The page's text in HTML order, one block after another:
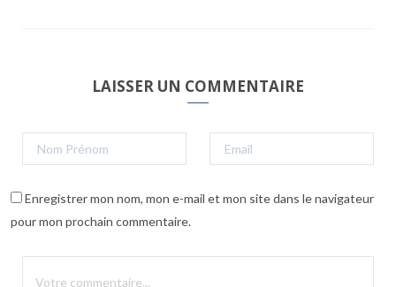
LAISSER UN COMMENTAIRE
Enregistrer mon nom, mon e-mail et mon site dans le navigateur
pour mon prochain commentaire.